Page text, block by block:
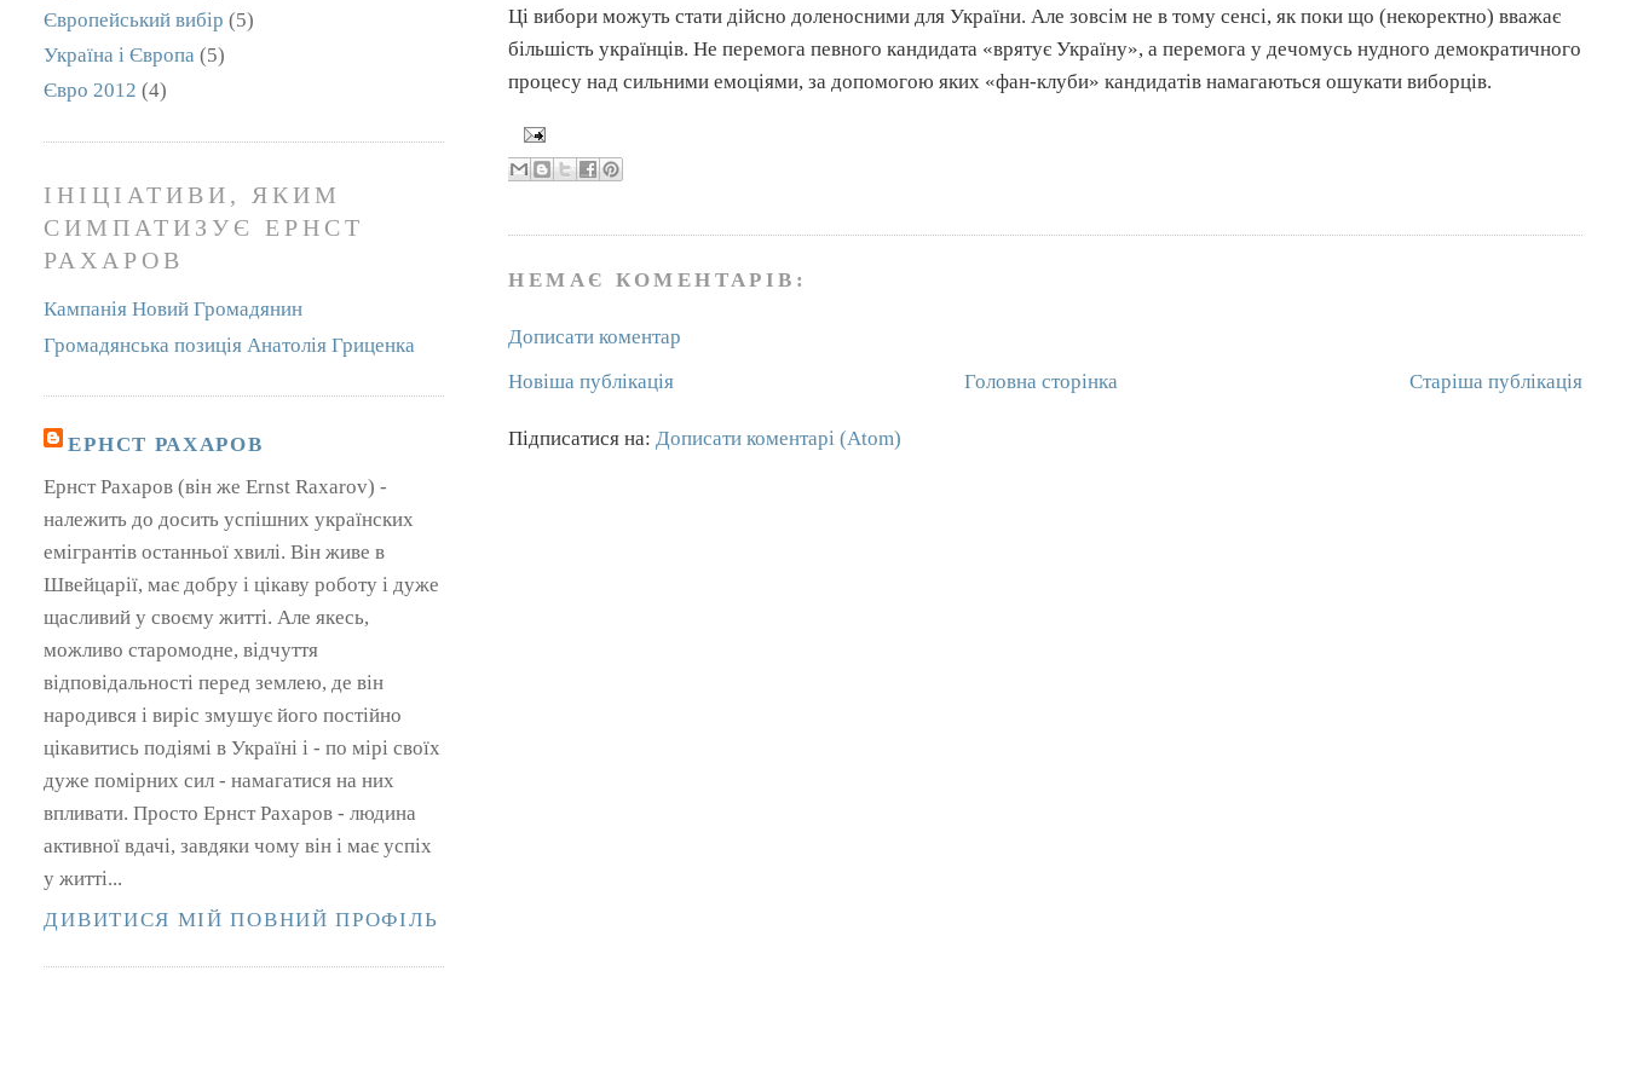
Ці вибори можуть стати дійсно доленосними для України. Але зовсім не в тому сенсі, як поки що (некоректно) вважає
більшість українців. Не перемога певного кандидата «врятує Україну», а перемога у дечомусь нудного демократичного
процесу над сильними емоціями, за допомогою яких «фан-клуби» кандидатів намагаються ошукати виборців.
НЕМАЄ КОМЕНТАРІВ:
Дописати коментар
Новіша публікація
Старіша публікація
Головна сторінка
Підписатися на:Дописати коментарі (Atom)
Європейський вибір (5)
Україна і Європа (5)
Євро 2012 (4)
ІНІЦІАТИВИ, ЯКИМ
СИМПАТИЗУЄ ЕРНСТ
РАХАРОВ
Кампанія Новий Громадянин
Громадянська позиція Анатолія Гриценка
ЕРНСТ РАХАРОВ
Ернст Рахаров (він же Ernst Raxarov) -
належить до досить успішних українских
емігрантів останньої хвилі. Він живе в
Швейцарії, має добру і цікаву роботу і дуже
щасливий у своєму житті. Але якесь,
можливо старомодне, відчуття
відповідальності перед землею, де він
народився і виріс змушує його постійно
цікавитись подіямі в Україні і - по мірі своїх
дуже помірних сил - намагатися на них
впливати. Просто Ернст Рахаров - людина
активної вдачі, завдяки чому він і має успіх
у житті...
ДИВИТИСЯ МІЙ ПОВНИЙ ПРОФІЛЬ